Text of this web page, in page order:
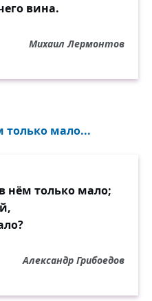
вина.
Михаил Лермонтов
мало...
нём только мало;
Александр Грибоедов